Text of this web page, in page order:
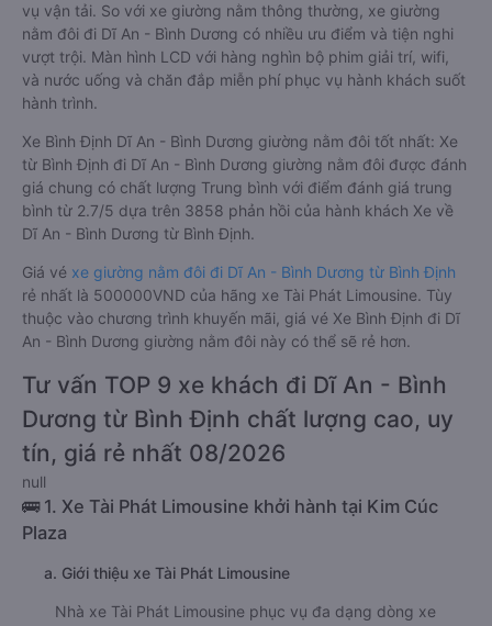
vụ vận tải. So với xe giường nằm thông thường, xe giường
nằm đôi đi Dĩ An - Bình Dương có nhiều ưu điểm và tiện nghi
vượt trội. Màn hình LCD với hàng nghìn bộ phim giải trí, wifi,
và nước uống và chăn đắp miễn phí phục vụ hành khách suốt
hành trình.
Xe Bình Định Dĩ An - Bình Dương giường nằm đôi tốt nhất: Xe
từ Bình Định đi Dĩ An - Bình Dương giường nằm đôi được đánh
giá chung có chất lượng Trung bình với điểm đánh giá trung
bình từ 2.7/5 dựa trên 3858 phản hồi của hành khách Xe về
Dĩ An - Bình Dương từ Bình Định.
Giá vé xe giường nằm đôi đi Dĩ An - Bình Dương từ Bình Định
rẻ nhất là 500000VND của hãng xe Tài Phát Limousine. Tùy
thuộc vào chương trình khuyến mãi, giá vé Xe Bình Định đi Dĩ
An - Bình Dương giường nằm đôi này có thể sẽ rẻ hơn.
Tư vấn TOP 9 xe khách đi Dĩ An - Bình
Dương từ Bình Định chất lượng cao, uy
tín, giá rẻ nhất 08/2026
null
🚌 1. Xe Tài Phát Limousine khởi hành tại Kim Cúc
Plaza
a. Giới thiệu xe Tài Phát Limousine
Nhà xe Tài Phát Limousine phục vụ đa dạng dòng xe